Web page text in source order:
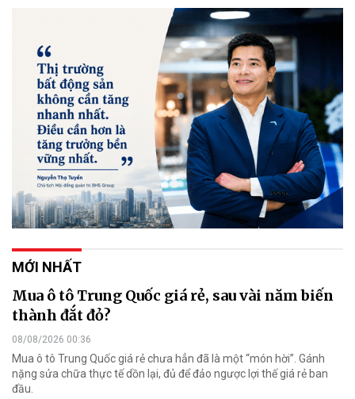
MỚI NHẤT
Mua ô tô Trung Quốc giá rẻ, sau vài năm biến
thành đắt đỏ?
08/08/2026 00:36
Mua ô tô Trung Quốc giá rẻ chưa hẳn đã là một “món hời”. Gánh
nặng sửa chữa thực tế dồn lại, đủ để đảo ngược lợi thế giá rẻ ban
đầu.